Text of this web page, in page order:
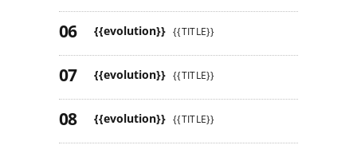
{{evolution}} {{TITLE}}
{{evolution}} {{TITLE}}
{{evolution}} {{TITLE}}